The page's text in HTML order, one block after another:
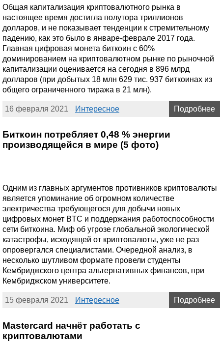
Общая капитализация криптовалютного рынка в
настоящее время достигла полутора триллионов
долларов, и не показывает тенденции к стремительному
падению, как это было в январе-феврале 2017 года.
Главная цифровая монета биткоин с 60%
доминированием на криптовалютном рынке по рыночной
капитализации оценивается на сегодня в 896 млрд
долларов (при добытых 18 млн 629 тис. 937 биткоинах из
общего ограниченного тиража в 21 млн).
16 февраля 2021 Интересное Подробнее
Биткоин потребляет 0,48 % энергии
производящейся в мире (5 фото)
Одним из главных аргументов противников криптовалюты
является упоминание об огромном количестве
электричества требующегося для добычи новых
цифровых монет BTC и поддержания работоспособности
сети биткоина. Миф об угрозе глобальной экологической
катастрофы, исходящей от криптовалюты, уже не раз
опровергался специалистами. Очередной анализ, в
несколько шутливом формате провели студенты
Кембриджского центра альтернативных финансов, при
Кембриджском университете.
15 февраля 2021 Интересное Подробнее
Mastercard начнёт работать с
криптовалютами